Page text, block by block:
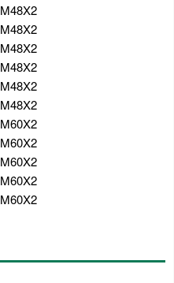
M48X2
M48X2
M48X2
M48X2
M48X2
M48X2
M60X2
M60X2
M60X2
M60X2
M60X2